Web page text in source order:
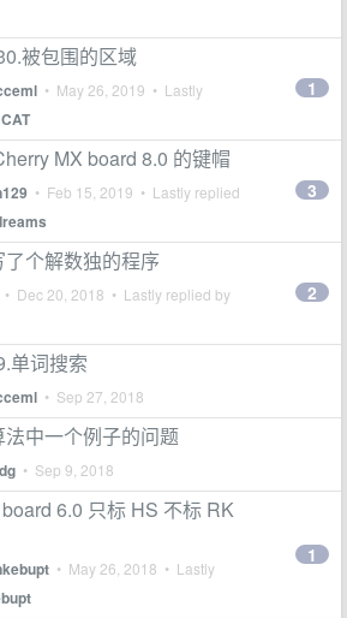
被包围的区域
• May 26, 2019 • Lastly
1
MX board 8.0 的键帽
• Feb 15, 2019 • Lastly replied
3
个解数独的程序
• Dec 20, 2018 • Lastly replied by 2
单词搜索
• Sep 27, 2018
中一个例子的问题
• Sep 9, 2018
6.0 只标 HS 不标 RK
• May 26, 2018 • Lastly
1